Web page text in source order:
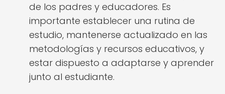
de los padres y educadores. Es
importante establecer una rutina de
estudio, mantenerse actualizado en las
metodologías y recursos educativos, y
estar dispuesto a adaptarse y aprender
junto al estudiante.